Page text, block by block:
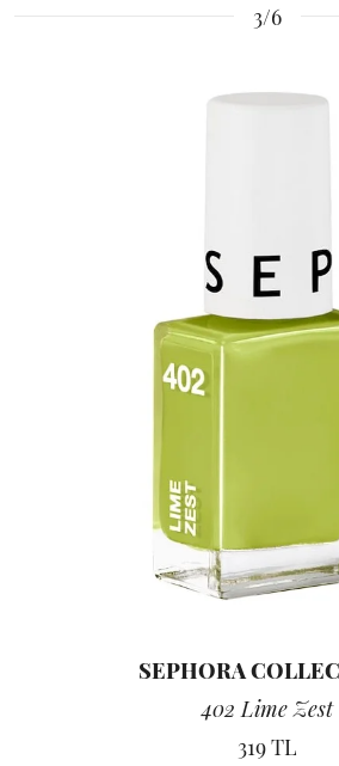
3/6
SEPHORA
402 Lime Zest
319 TL